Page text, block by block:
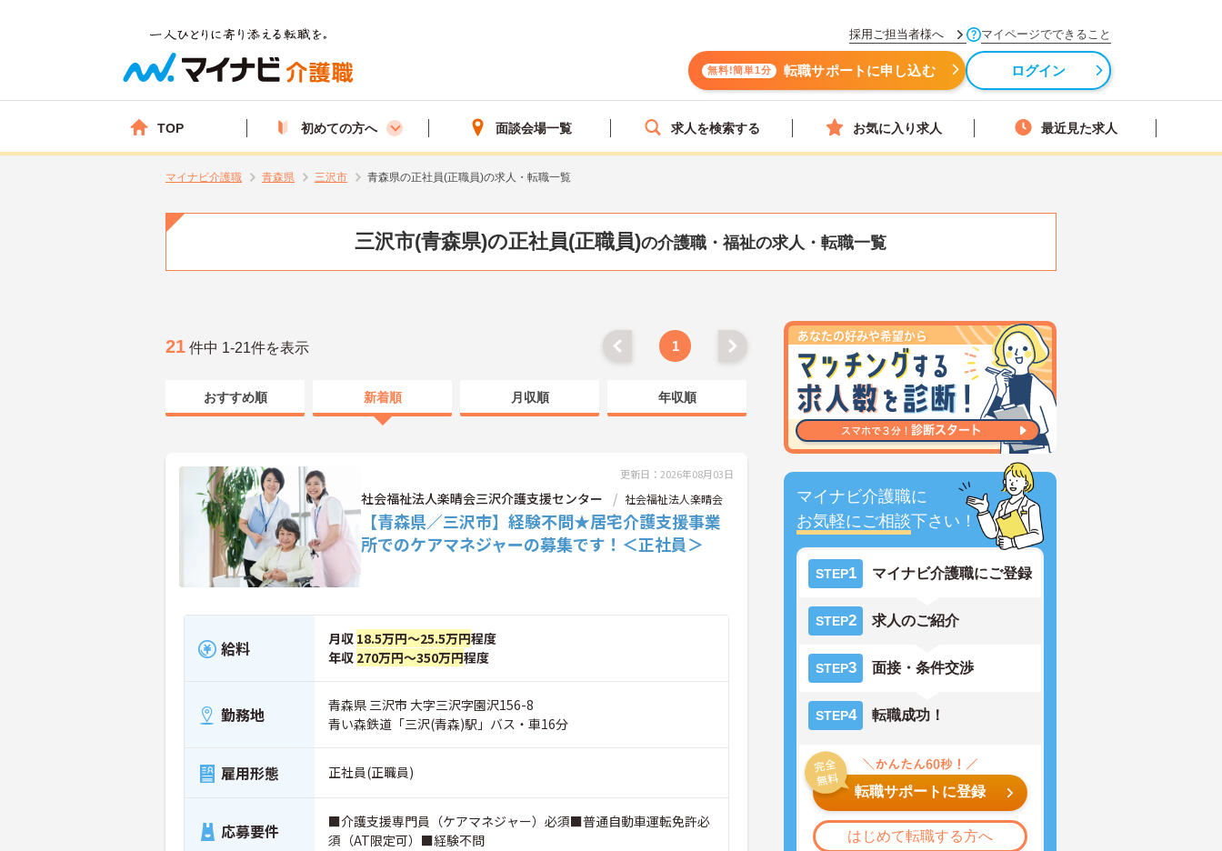
採用ご担当者様へ マイページでできること
無料!簡単1分 転職サポートに申し込む ログイン
TOP 初めての方へ 面談会場一覧 求人を検索する お気に入り求人 最近見た求人
マイナビ介護職 青森県 三沢市 青森県の正社員(正職員)の求人・転職一覧
三沢市(青森県)の正社員(正職員)の介護職・福祉の求人・転職一覧
マイナビ介護職に
お気軽にご相談下さい！
STEP1 マイナビ介護職にご登録
STEP2 求人のご紹介
STEP3 面接・条件交渉
STEP4 転職成功！
転職サポートに登録
はじめて転職する方へ
21 件中 1-21件を表示 1
おすすめ順 新着順 月収順 年収順
更新日：2026年08月03日
社会福祉法人楽晴会三沢介護支援センター 社会福祉法人楽晴会
【青森県／三沢市】経験不問★居宅介護支援事業
所でのケアマネジャーの募集です！＜正社員＞
給料 月収 18.5万円～25.5万円程度
年収 270万円～350万円程度
勤務地
青森県 三沢市 大字三沢字園沢156-8
青い森鉄道「三沢(青森)駅」バス・車16分
雇用形態 正社員(正職員)
応募要件
■介護支援専門員（ケアマネジャー）必須■普通自動車運転免許必
須（AT限定可）■経験不問